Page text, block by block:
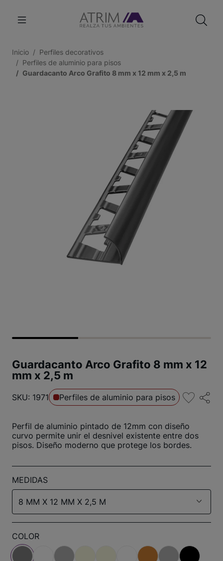
Inicio
Perfiles decorativos
Perfiles de aluminio para pisos
Guardacanto Arco Grafito 8 mm x 12 mm x 2,5 m
Guardacanto Arco Grafito 8 mm x 12
mm x 2,5 m
SKU: 1971 Perfiles de aluminio para pisos
Perfil de aluminio pintado de 12mm con diseño
curvo permite unir el desnivel existente entre dos
pisos. Diseño moderno que protege los bordes.
MEDIDAS
8 MM X 12 MM X 2,5 M
COLOR